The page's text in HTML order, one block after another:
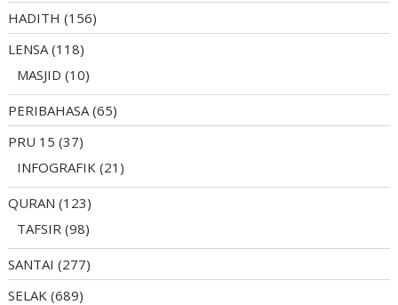
HADITH (156)
LENSA (118)
MASJID (10)
PERIBAHASA (65)
PRU 15 (37)
INFOGRAFIK (21)
QURAN (123)
TAFSIR (98)
SANTAI (277)
SELAK (689)